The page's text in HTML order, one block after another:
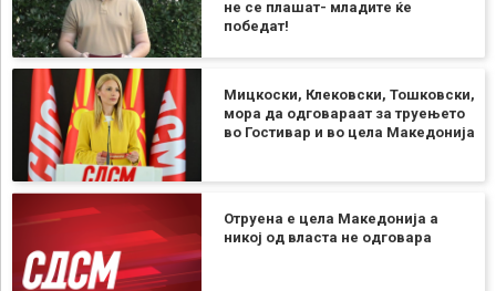
не се плашат- младите ќе
победат!
Мицкоски, Клековски, Тошковски,
мора да одговараат за труењето
во Гостивар и во цела Македонија
Отруена е цела Македонија а
никој од власта не одговара